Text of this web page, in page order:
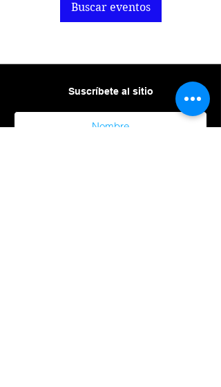
Buscar eventos
Suscríbete al sitio